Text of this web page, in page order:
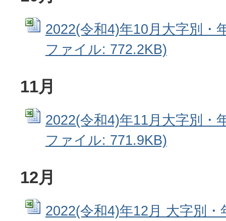
2022(令和4)年10月大字別・
ファイル: 772.2KB)
11月
2022(令和4)年11月大字別・
ファイル: 771.9KB)
12月
2022(令和4)年12月 大字別